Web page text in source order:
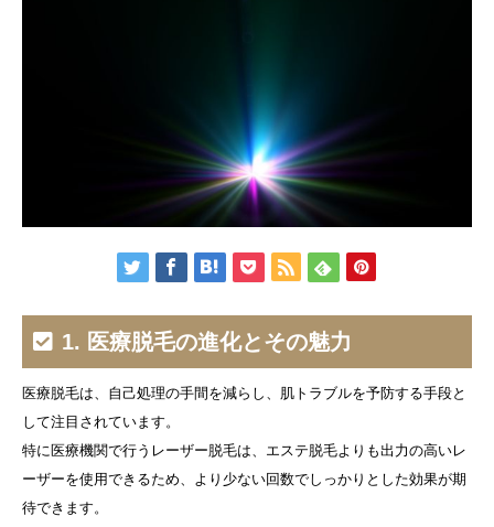
1. 医療脱毛の進化とその魅力
医療脱毛は、自己処理の手間を減らし、肌トラブルを予防する手段と
して注目されています。
特に医療機関で行うレーザー脱毛は、エステ脱毛よりも出力の高いレ
ーザーを使用できるため、より少ない回数でしっかりとした効果が期
待できます。